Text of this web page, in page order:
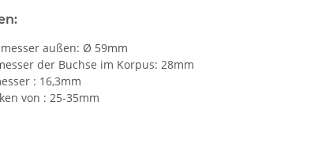
außen: Ø 59mm
der Buchse im Korpus: 28mm
: 16,3mm
von : 25-35mm